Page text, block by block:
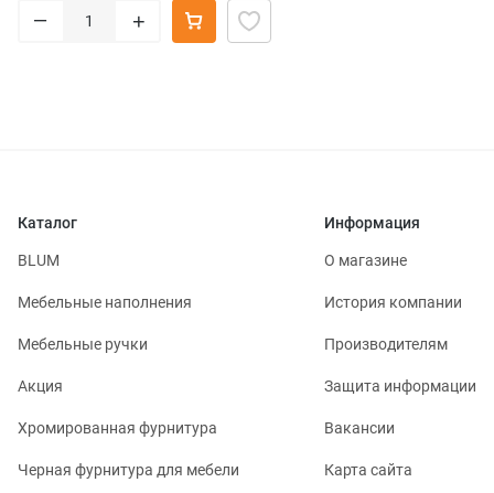
– +
Каталог
BLUM
Мебельные наполнения
Мебельные ручки
Акция
Хромированная фурнитура
Черная фурнитура для мебели
Информация
О магазине
История компании
Производителям
Защита информации
Вакансии
Карта сайта